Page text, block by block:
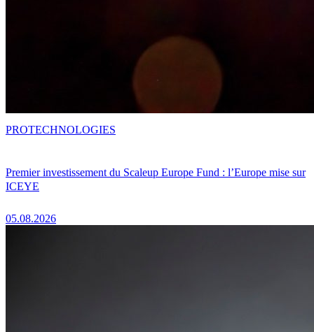
Premier investissement du Scaleup Europe Fund : l’Europe mise sur
ICEYE
05.08.2026
PROTECHNOLOGIES